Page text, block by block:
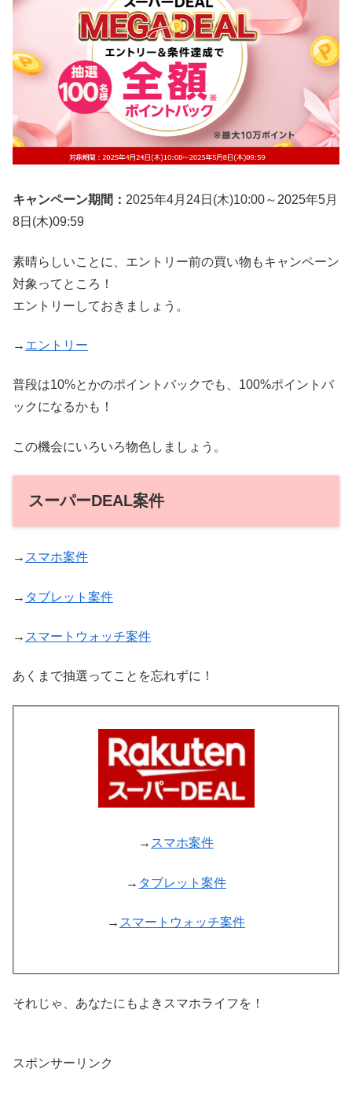
キャンペーン期間： 2025年4月24日(木)10:00～2025年5月
8日(木)09:59
素晴らしいことに、エントリー前の買い物もキャンペーン
対象ってところ！
エントリーしておきましょう。
→ エントリー
普段は10%とかのポイントバックでも、100%ポイントバ
ックになるかも！
この機会にいろいろ物色しましょう。
スーパーDEAL案件
→ スマホ案件
→ タブレット案件
→ スマートウォッチ案件
あくまで抽選ってことを忘れずに！
→ スマホ案件
→ タブレット案件
→ スマートウォッチ案件
それじゃ、あなたにもよきスマホライフを！
スポンサーリンク